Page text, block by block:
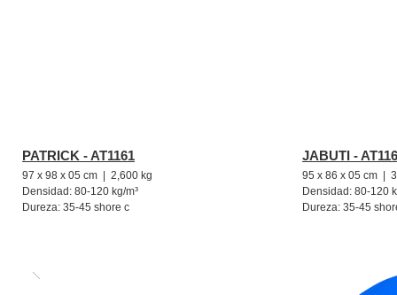
PATRICK - AT1161
97 x 98 x 05 cm | 2,600 kg
Densidad: 80-120 kg/m³
Dureza: 35-45 shore c
JABUTI -
95 x 86 x 05 cm |
Densidad: 80-120
Dureza: 35-45